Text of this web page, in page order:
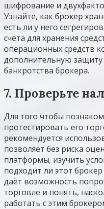
шифрование и
Узнайте, как брокер
есть ли у него
счета для хранения
операционных средств
дополнительную защиту
банкротства брокера.
7. Проверьте
Для того чтобы
протестировать его
рекомендуется
позволяет без риска
платформы, изучить
подходит ли этот
даёт возможность
торговле и понять,
работать с этим